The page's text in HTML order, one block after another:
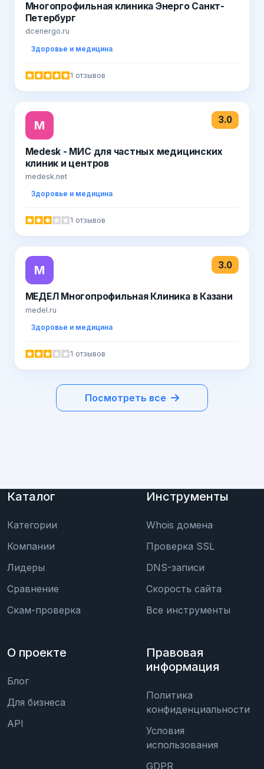
Многопрофильная клиника Энерго Санкт-
Петербург
dcenergo.ru
Здоровье и медицина
1 отзывов
M 3.0
Medesk - МИС для частных медицинских
клиник и центров
medesk.net
Здоровье и медицина
1 отзывов
М 3.0
МЕДЕЛ Многопрофильная Клиника в Казани
medel.ru
Здоровье и медицина
1 отзывов
Посмотреть все
Каталог
Категории
Компании
Лидеры
Сравнение
Скам-проверка
Инструменты
Whois домена
Проверка SSL
DNS-записи
Скорость сайта
Все инструменты
О проекте
Блог
Для бизнеса
API
Правовая
информация
Политика
конфиденциальности
Условия
использования
GDPR